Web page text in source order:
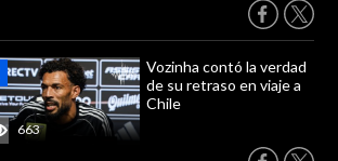
663
Vozinha contó la verdad
de su retraso en viaje a
Chile